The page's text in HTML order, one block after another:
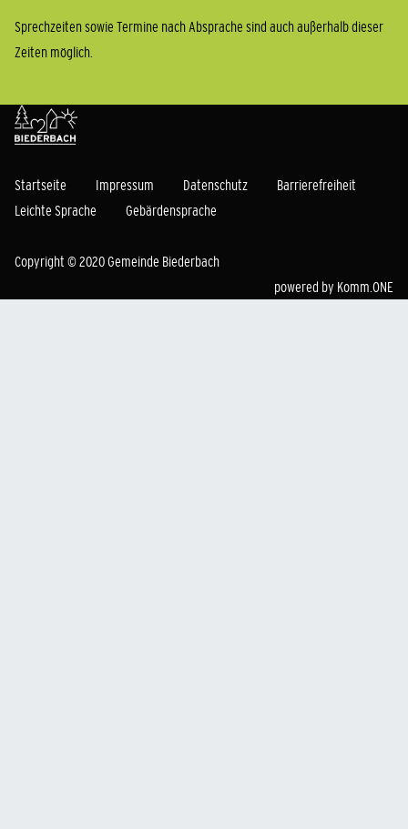
Sprechzeiten sowie Termine nach Absprache sind auch außerhalb dieser
Zeiten möglich.
Startseite Impressum Datenschutz
Barrierefreiheit
Leichte Sprache
Gebärdensprache
Copyright © 2020 Gemeinde Biederbach
powered by Komm.ONE